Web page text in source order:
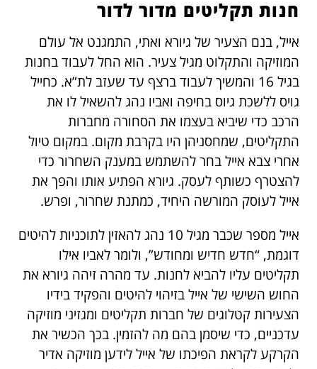
חנות תקליטים מדור לדור
אייל, בנם הצעיר של גיורא ואתי, התמגנט אל עולם
המוזיקה והתקלוט מגיל צעיר. הוא החל לעבוד בחנות
בגיל 16 והמשיך לעבוד ברצף עד שעזב לת”א. כחייל
גויס ללשכת גיוס בחיפה ואביו נהג להשאיל לו את
הרכב כדי שיביא בעצמו את הסחורה מחברות
התקליטים, שמחסניהן היו בקרבת מקום. במקום טיול
אחרי צבא אייל בחר להשתמש במענק השחרור כדי
להצטרף כשותף לעסק. גיורא הפתיע אותו והפך את
אייל לעוסק המורשה היחיד, כמתנת שחרור, ופרש.
אייל מספר שכבר מגיל 10 נהג להאזין לתוכניות להיטים
דוגמת, “חדש חדיש ומחודש”, ולומר לאביו אילו
תקליטים עליו להביא לחנות. עד מהרה זיהה גיורא את
החוש השישי של אייל בזיהוי להיטים והפקיד בידיו
הצעירות קטלוגים של חברות תקליטים ומגזיני מוזיקה
עדכניים, כדי שיסמן בהם מה להזמין. בכך הכשיר את
הקרקע לקראת הפיכתו של אייל לידען מוזיקה אדיר